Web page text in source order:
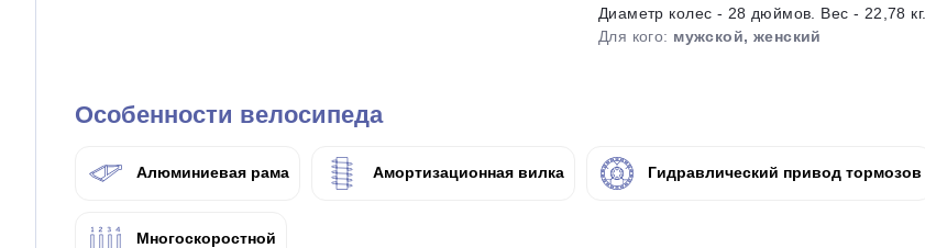
Диаметр колес - 28 дюймов. Вес - 22,78 кг.
Для кого: мужской, женский
Особенности велосипеда
Алюминиевая рама Амортизационная вилка Гидравлический привод тормозов
Многоскоростной
8 800 302-02-51